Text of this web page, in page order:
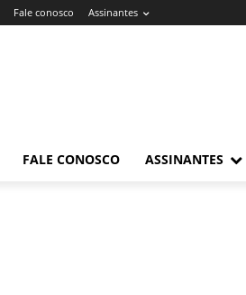
Fale conosco Assinantes
FALE CONOSCO ASSINANTES